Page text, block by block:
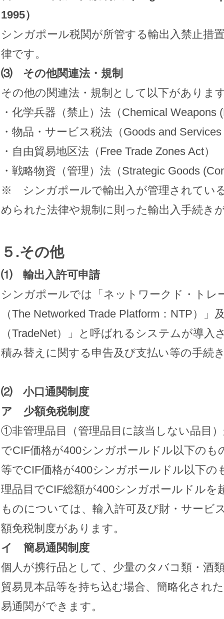
1995）
シンガポール税関が所管する輸出入禁止措
律です。
⑶ その他関連法・規制
その他の関連法・規制として以下がありま
・化学兵器（禁止）法（Chemical Weapons
・物品・サービス税法（Goods and
・自由貿易地区法（Free Trade Zones Act）
・戦略物資（管理）法（Strategic Goods
※ シンガポールで輸出入が管理されてい
められた法律や規制に則った輸出入手続き
５.その他
⑴ 輸出入許可申請
シンガポールでは「ネットワークド・トレ
（The Networked Trade Platform：NTP）
（TradeNet）」と呼ばれるシステムが導入
積み替えに関する申告及び支払い等の手続
⑵ 小口通関制度
ア 少額免税制度
①非管理品目（管理品目に該当しない品目
でCIF価格が400シンガポールドル以下の
等でCIF価格が400シンガポールドル以下
理品目でCIF総額が400シンガポールドルを
ものについては、輸入許可及び財・サービ
額免税制度があります。
イ 簡易通関制度
個人が携行品として、少量のタバコ類・酒
貿易見本品等を持ち込む場合、簡略化され
易通関ができます。